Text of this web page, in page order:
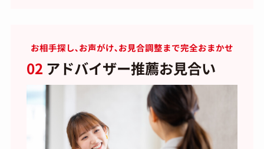
お相手探し､お声がけ､お見合調整まで完全おまかせ
02 アドバイザー推薦お見合い